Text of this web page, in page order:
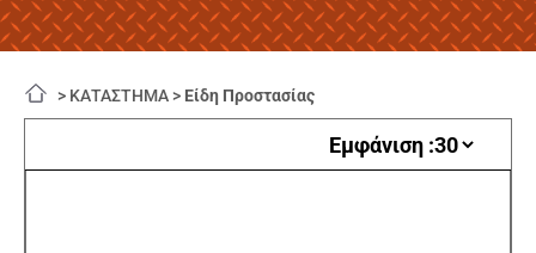
> ΚΑΤΑΣΤΗΜΑ > Είδη Προστασίας